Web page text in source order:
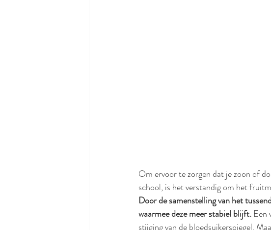
Om ervoor te zorgen dat je zoon of
school, is het verstandig om het
Door de samenstelling van het
waarmee deze meer stabiel blijft. Een
stijging van de bloedsuikerspiegel.